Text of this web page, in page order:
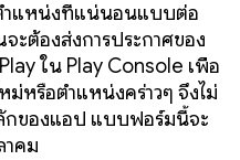
ำแหน่งที่แน่นอนแบบต่อ
ะต้องส่งการประกาศของ
ใน Play Console เพื่อ
ม่หรือตำแหน่งคร่าวๆ จึงไม่
กของแอป แบบฟอร์มนี้จะ
าคม